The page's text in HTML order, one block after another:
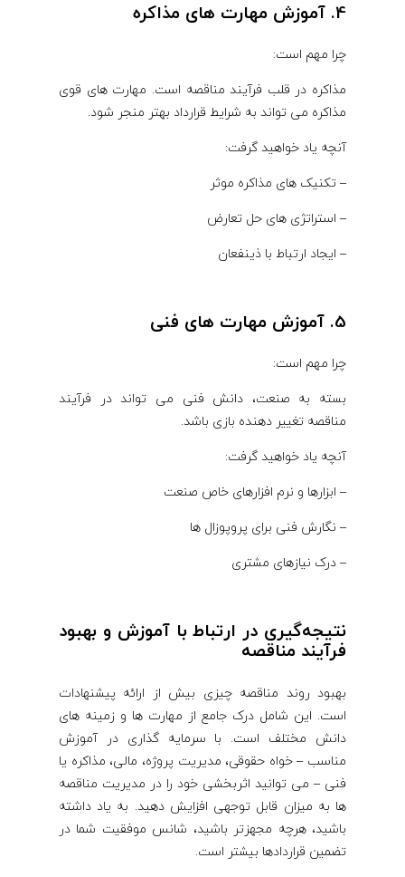
4. آموزش مهارت های مذاکره
چرا مهم است:
مذاکره در قلب فرآیند مناقصه است. مهارت های قوی
مذاکره می تواند به شرایط قرارداد بهتر منجر شود.
آنچه یاد خواهید گرفت:
– تکنیک های مذاکره موثر
– استراتژی های حل تعارض
– ایجاد ارتباط با ذینفعان
5. آموزش مهارت های فنی
چرا مهم است:
بسته به صنعت، دانش فنی می تواند در فرآیند
مناقصه تغییر دهنده بازی باشد.
آنچه یاد خواهید گرفت:
– ابزارها و نرم افزارهای خاص صنعت
– نگارش فنی برای پروپوزال ها
– درک نیازهای مشتری
نتیجه‌گیری در ارتباط با آموزش و بهبود
فرآیند مناقصه
بهبود روند مناقصه چیزی بیش از ارائه پیشنهادات
است. این شامل درک جامع از مهارت ها و زمینه های
دانش مختلف است. با سرمایه گذاری در آموزش
مناسب – خواه حقوقی، مدیریت پروژه، مالی، مذاکره یا
فنی – می توانید اثربخشی خود را در مدیریت مناقصه
ها به میزان قابل توجهی افزایش دهید. به یاد داشته
باشید، هرچه مجهزتر باشید، شانس موفقیت شما در
تضمین قراردادها بیشتر است.